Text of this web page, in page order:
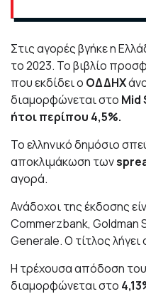
Στις αγορές βγήκε η
το 2023. Το βιβλίο
που εκδίδει ο ΟΔΔΗΧ
διαμορφώνεται στο Mid
ήτοι περίπου 4,5%.
Το ελληνικό δημόσιο
αποκλιμάκωση των
αγορά.
Ανάδοχοι της έκδοσης
Commerzbank, Goldman
Generale. Ο τίτλος λήγει
Η τρέχουσα απόδοση
διαμορφώνεται στο